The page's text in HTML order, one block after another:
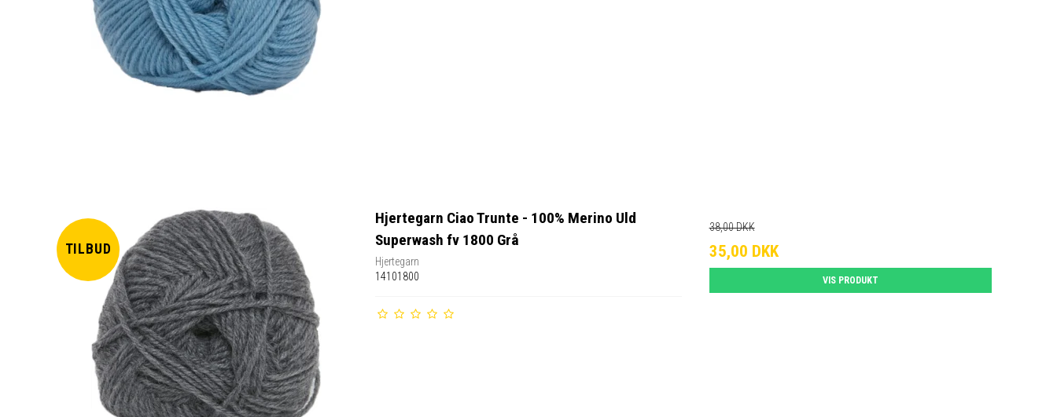
TILBUD
Hjertegarn Ciao Trunte - 100% Merino Uld
Superwash fv 1800 Grå
Hjertegarn
14101800
38,00 DKK
35,00 DKK
VIS PRODUKT